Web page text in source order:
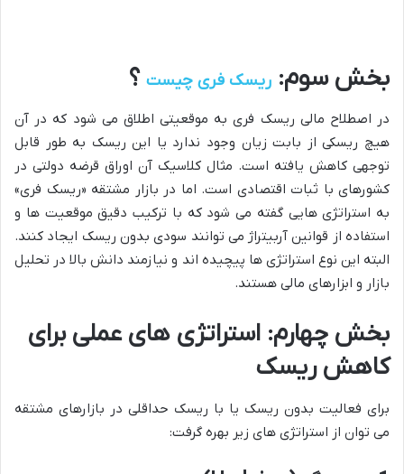
بخش سوم: ریسک فری چیست ؟
در اصطلاح مالی ریسک فری به موقعیتی اطلاق می شود که در آن
هیچ ریسکی از بابت زیان وجود ندارد یا این ریسک به طور قابل
توجهی کاهش یافته است. مثال کلاسیک آن اوراق قرضه دولتی در
کشورهای با ثبات اقتصادی است. اما در بازار مشتقه «ریسک فری»
به استراتژی هایی گفته می شود که با ترکیب دقیق موقعیت ها و
استفاده از قوانین آربیتراژ می توانند سودی بدون ریسک ایجاد کنند.
البته این نوع استراتژی ها پیچیده اند و نیازمند دانش بالا در تحلیل
بازار و ابزارهای مالی هستند.
بخش چهارم: استراتژی های عملی برای
کاهش ریسک
برای فعالیت بدون ریسک یا با ریسک حداقلی در بازارهای مشتقه
می توان از استراتژی های زیر بهره گرفت: